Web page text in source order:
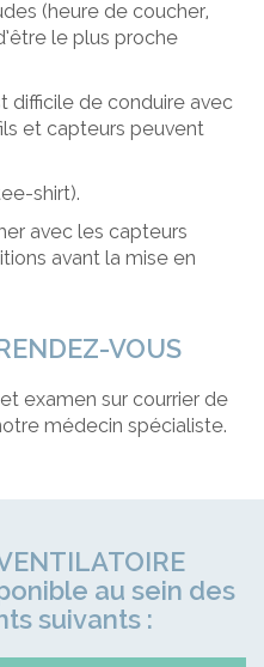
(heure de coucher,
le plus proche
difficile de conduire avec
et capteurs peuvent
shirt).
avec les capteurs
avant la mise en
VOUS
examen sur courrier de
médecin spécialiste.
au sein des
suivants :